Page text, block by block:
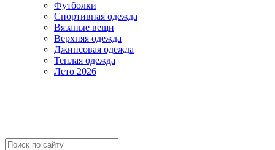
Футболки
Спортивная одежда
Вязаные вещи
Верхняя одежда
Джинсовая одежда
Теплая одежда
Лето 2026